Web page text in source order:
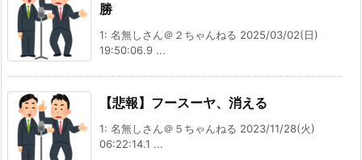
勝
1: 名無しさん＠２ちゃんねる 2025/03/02(日)
19:50:06.9 ...
【悲報】フースーヤ、消える
1: 名無しさん＠５ちゃんねる 2023/11/28(火)
06:22:14.1 ...